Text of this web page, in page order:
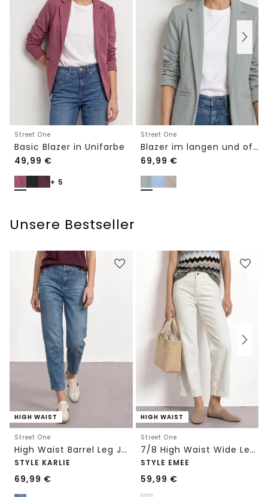
Street One
Basic Blazer in Unifarbe
49,99 €
+ 5
Street One
Blazer im langen und offenen Schnitt
69,99 €
Unsere Bestseller
HIGH WAIST
Street One
High Waist Barrel Leg Jeans im Loose Fit
STYLE KARLIE
69,99 €
HIGH WAIST
Street One
7/8 High Waist Wide Leg Jeans im Loose Fit
STYLE EMEE
59,99 €